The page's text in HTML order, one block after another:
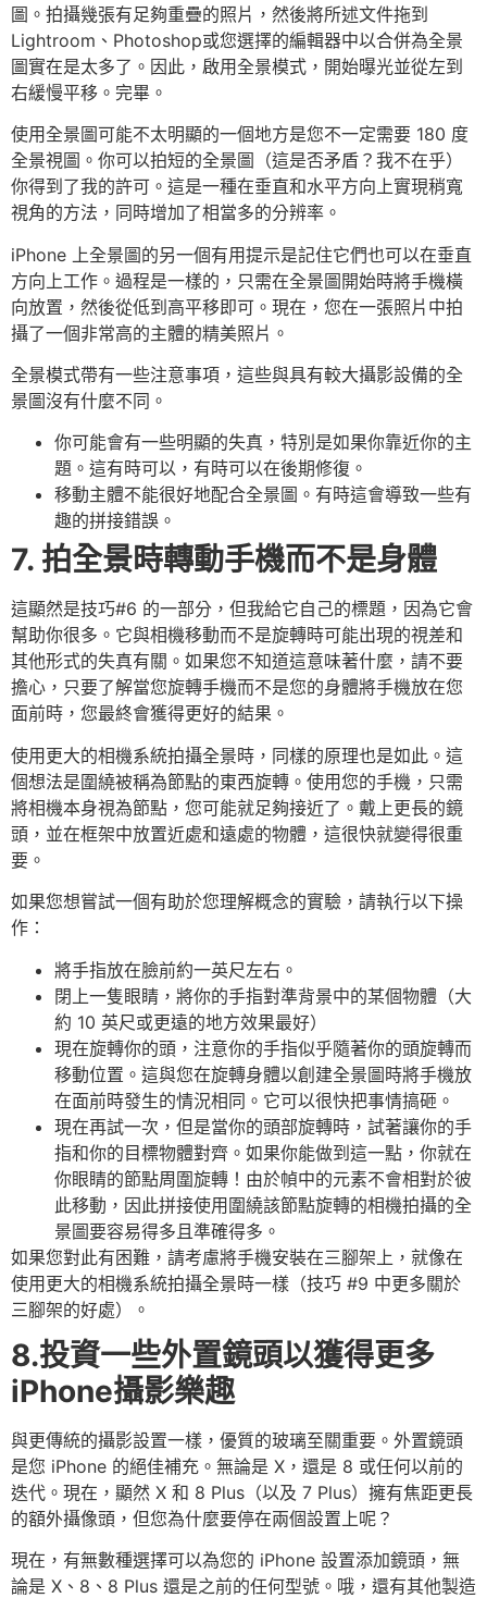
圖。拍攝幾張有足夠重疊的照片，然後將所述文件拖到
Lightroom、Photoshop或您選擇的編輯器中以合併為全景
圖實在是太多了。因此，啟用全景模式，開始曝光並從左到
右緩慢平移。完畢。
使用全景圖可能不太明顯的一個地方是您不一定需要 180 度
全景視圖。你可以拍短的全景圖（這是否矛盾？我不在乎）
你得到了我的許可。這是一種在垂直和水平方向上實現稍寬
視角的方法，同時增加了相當多的分辨率。
iPhone 上全景圖的另一個有用提示是記住它們也可以在垂直
方向上工作。過程是一樣的，只需在全景圖開始時將手機橫
向放置，然後從低到高平移即可。現在，您在一張照片中拍
攝了一個非常高的主體的精美照片。
全景模式帶有一些注意事項，這些與具有較大攝影設備的全
景圖沒有什麼不同。
你可能會有一些明顯的失真，特別是如果你靠近你的主
題。這有時可以，有時可以在後期修復。
移動主體不能很好地配合全景圖。有時這會導致一些有
趣的拼接錯誤。
7. 拍全景時轉動手機而不是身體
這顯然是技巧#6 的一部分，但我給它自己的標題，因為它會
幫助你很多。它與相機移動而不是旋轉時可能出現的視差和
其他形式的失真有關。如果您不知道這意味著什麼，請不要
擔心，只要了解當您旋轉手機而不是您的身體將手機放在您
面前時，您最終會獲得更好的結果。
使用更大的相機系統拍攝全景時，同樣的原理也是如此。這
個想法是圍繞被稱為節點的東西旋轉。使用您的手機，只需
將相機本身視為節點，您可能就足夠接近了。戴上更長的鏡
頭，並在框架中放置近處和遠處的物體，這很快就變得很重
要。
如果您想嘗試一個有助於您理解概念的實驗，請執行以下操
作：
將手指放在臉前約一英尺左右。
閉上一隻眼睛，將你的手指對準背景中的某個物體（大
約 10 英尺或更遠的地方效果最好）
現在旋轉你的頭，注意你的手指似乎隨著你的頭旋轉而
移動位置。這與您在旋轉身體以創建全景圖時將手機放
在面前時發生的情況相同。它可以很快把事情搞砸。
現在再試一次，但是當你的頭部旋轉時，試著讓你的手
指和你的目標物體對齊。如果你能做到這一點，你就在
你眼睛的節點周圍旋轉！由於幀中的元素不會相對於彼
此移動，因此拼接使用圍繞該節點旋轉的相機拍攝的全
景圖要容易得多且準確得多。
如果您對此有困難，請考慮將手機安裝在三腳架上，就像在
使用更大的相機系統拍攝全景時一樣（技巧 #9 中更多關於
三腳架的好處）。
8.投資一些外置鏡頭以獲得更多
iPhone攝影樂趣
與更傳統的攝影設置一樣，優質的玻璃至關重要。外置鏡頭
是您 iPhone 的絕佳補充。無論是 X，還是 8 或任何以前的
迭代。現在，顯然 X 和 8 Plus（以及 7 Plus）擁有焦距更長
的額外攝像頭，但您為什麼要停在兩個設置上呢？
現在，有無數種選擇可以為您的 iPhone 設置添加鏡頭，無
論是 X、8、8 Plus 還是之前的任何型號。哦，還有其他製造